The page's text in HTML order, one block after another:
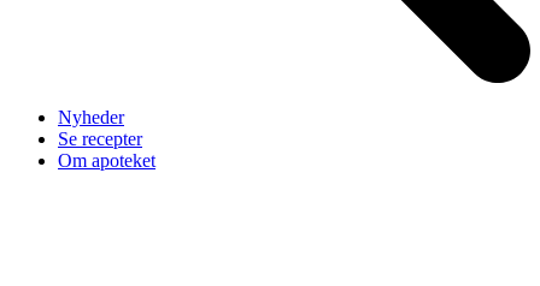
Nyheder
Se recepter
Om apoteket